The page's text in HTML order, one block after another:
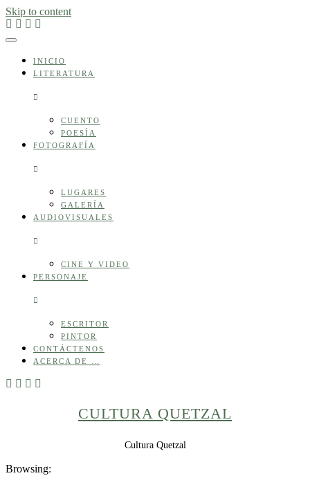
Skip to content
INICIO
LITERATURA
CUENTO
POESÍA
FOTOGRAFÍA
LUGARES
GALERÍA
AUDIOVISUALES
CINE Y VIDEO
PERSONAJE
ESCRITOR
PINTOR
CONTÁCTENOS
ACERCA DE …
CULTURA QUETZAL
Cultura Quetzal
Browsing: